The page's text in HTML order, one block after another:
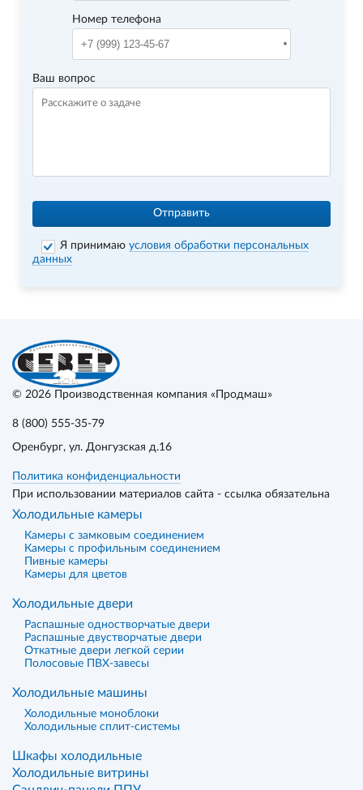
Номер телефона
Ваш вопрос
Отправить
Я принимаюусловия обработки персональных
данных
© 2026 Производственная компания «Продмаш»
8 (800) 555-35-79
Оренбург, ул. Донгузская д.16
Политика конфиденциальности
При использовании материалов сайта - ссылка обязательна
Холодильные камеры
Камеры с замковым соединением
Камеры с профильным соединением
Пивные камеры
Камеры для цветов
Холодильные двери
Распашные одностворчатые двери
Распашные двустворчатые двери
Откатные двери легкой серии
Полосовые ПВХ-завесы
Холодильные машины
Холодильные моноблоки
Холодильные сплит-системы
Шкафы холодильные
Холодильные витрины